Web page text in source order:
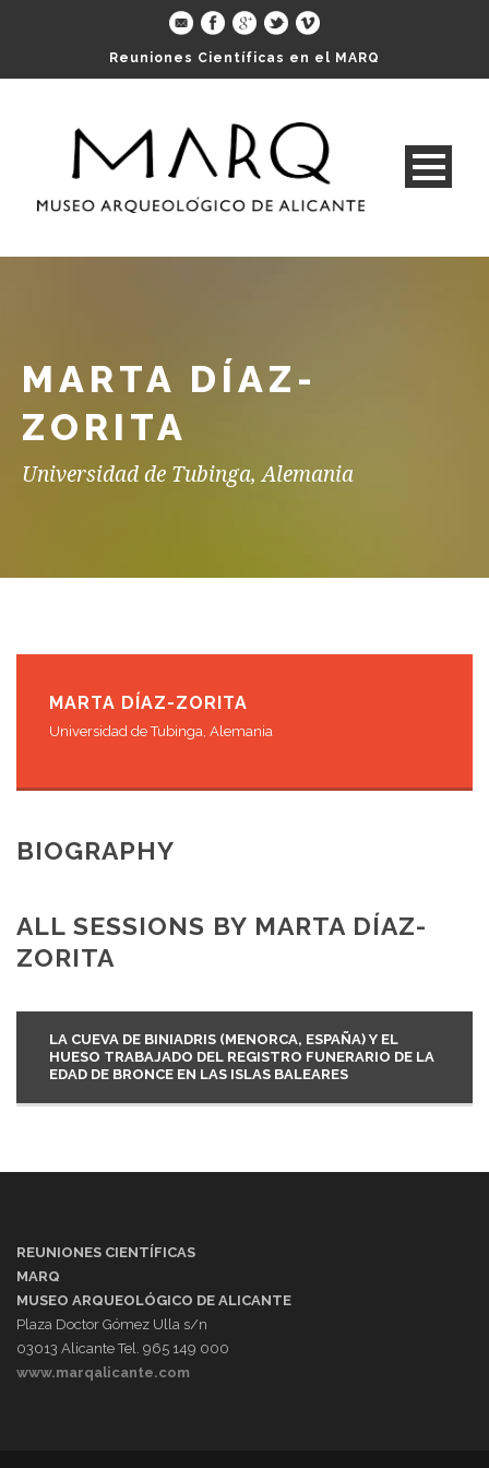
Reuniones Científicas en el MARQ
MARTA DÍAZ-
ZORITA
Universidad de Tubinga, Alemania
MARTA DÍAZ-ZORITA
Universidad de Tubinga, Alemania
BIOGRAPHY
ALL SESSIONS BY MARTA DÍAZ-
ZORITA
LA CUEVA DE BINIADRIS (MENORCA, ESPAÑA) Y EL
HUESO TRABAJADO DEL REGISTRO FUNERARIO DE LA
EDAD DE BRONCE EN LAS ISLAS BALEARES
REUNIONES CIENTÍFICAS
MARQ
MUSEO ARQUEOLÓGICO DE ALICANTE
Plaza Doctor Gómez Ulla s/n
03013 Alicante Tel. 965 149 000
www.marqalicante.com